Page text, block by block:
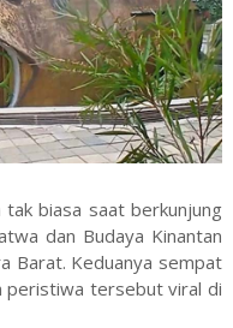
tak biasa saat berkunjung
dan Budaya Kinantan
Barat. Keduanya sempat
peristiwa tersebut viral di